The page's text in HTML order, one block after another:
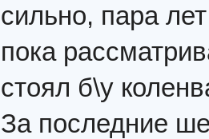
сильно, пара
пока
стоял б\у
За последние